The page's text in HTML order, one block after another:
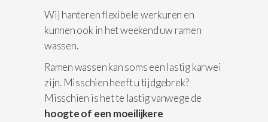
Wij hanteren flexibele werkuren en
kunnen ook in het weekend uw ramen
wassen.
Ramen wassen kan soms een lastig karwei
zijn. Misschien heeft u tijdgebrek?
Misschien is het te lastig vanwege de
hoogte of een moeilijkere